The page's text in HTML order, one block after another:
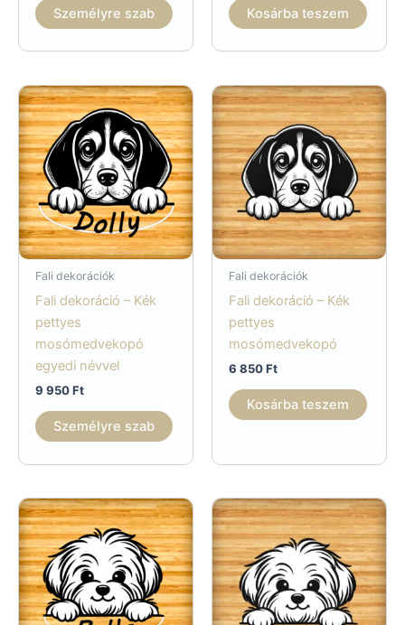
Személyre szab Kosárba teszem
Fali dekorációk
Fali dekoráció – Kék
pettyes
mosómedvekopó
egyedi névvel
9 950Ft
Személyre szab
Fali dekorációk
Fali dekoráció – Kék
pettyes
mosómedvekopó
6 850Ft
Kosárba teszem